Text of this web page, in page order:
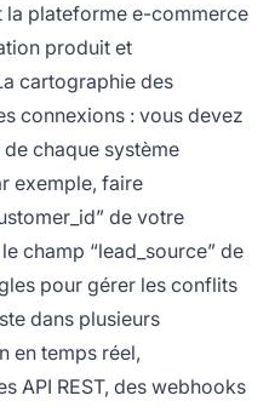
la plateforme e-commerce
produit et
cartographie des
connexions : vous devez
chaque système
exemple, faire
de votre
champ “lead_source” de
pour gérer les conflits
dans plusieurs
en temps réel,
API REST, des webhooks